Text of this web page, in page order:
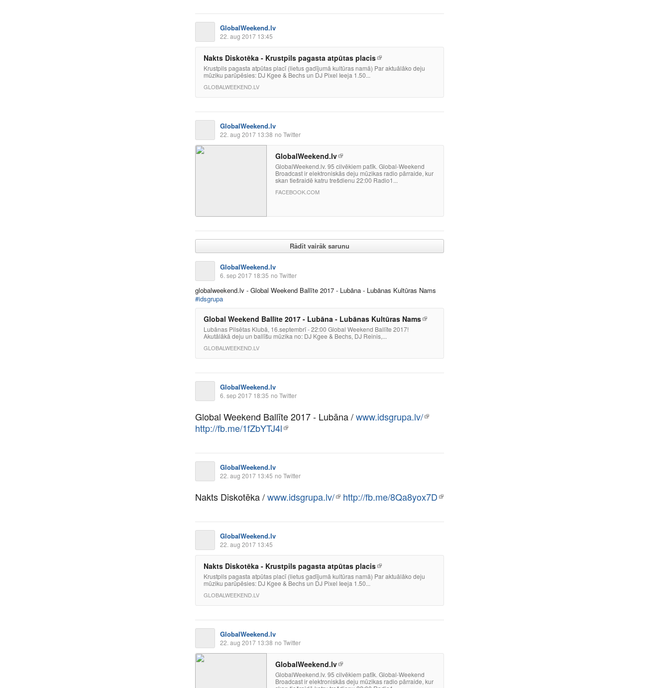
GlobalWeekend.lv
22. aug 2017 13:45
Nakts Diskotēka - Krustpils pagasta atpūtas placis
Krustpils pagasta atpūtas placī (lietus gadījumā kultūras namā) Par aktuālāko deju
mūziku parūpēsies: DJ Kgee & Bechs un DJ Pixel Ieeja 1.50...
GLOBALWEEKEND.LV
GlobalWeekend.lv
22. aug 2017 13:38 no Twitter
GlobalWeekend.lv
GlobalWeekend.lv. 95 cilvēkiem patīk. Global-Weekend
Broadcast ir elektroniskās deju mūzikas radio pārraide, kur
skan tiešraidē katru trešdienu 22:00 Radio1...
FACEBOOK.COM
Rādīt vairāk sarunu
GlobalWeekend.lv
6. sep 2017 18:35 no Twitter
globalweekend.lv - Global Weekend Ballīte 2017 - Lubāna - Lubānas Kultūras Nams
#idsgrupa
Global Weekend Ballīte 2017 - Lubāna - Lubānas Kultūras Nams
Lubānas Pilsētas Klubā, 16.septembrī - 22:00 Global Weekend Ballīte 2017!
Akutālākā deju un ballīšu mūzika no: DJ Kgee & Bechs, DJ Reinis,...
GLOBALWEEKEND.LV
GlobalWeekend.lv
6. sep 2017 18:35 no Twitter
Global Weekend Ballīte 2017 - Lubāna /www.idsgrupa.lv/
http://fb.me/1fZbYTJ4l
GlobalWeekend.lv
22. aug 2017 13:45 no Twitter
Nakts Diskotēka /www.idsgrupa.lv/ http://fb.me/8Qa8yox7D
GlobalWeekend.lv
22. aug 2017 13:45
Nakts Diskotēka - Krustpils pagasta atpūtas placis
Krustpils pagasta atpūtas placī (lietus gadījumā kultūras namā) Par aktuālāko deju
mūziku parūpēsies: DJ Kgee & Bechs un DJ Pixel Ieeja 1.50...
GLOBALWEEKEND.LV
GlobalWeekend.lv
22. aug 2017 13:38 no Twitter
GlobalWeekend.lv
GlobalWeekend.lv. 95 cilvēkiem patīk. Global-Weekend
Broadcast ir elektroniskās deju mūzikas radio pārraide, kur